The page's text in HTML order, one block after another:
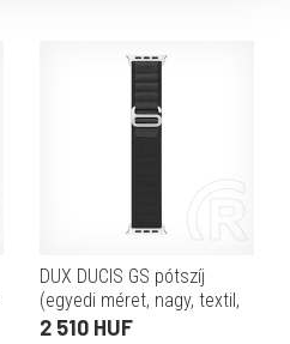
DUX DUCIS GS pótszíj
(egyedi méret, nagy, textil,
állítható) fekete
2 510 HUF